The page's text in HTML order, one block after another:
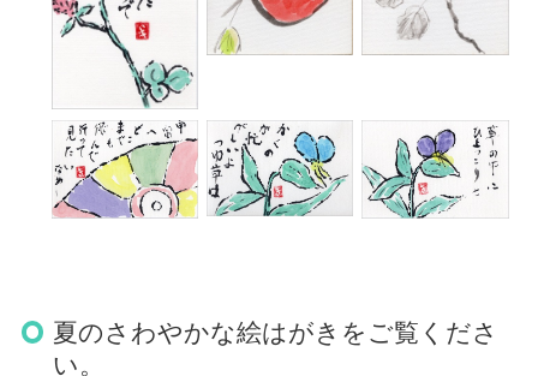
夏のさわやかな絵はがきをご覧くださ
い。